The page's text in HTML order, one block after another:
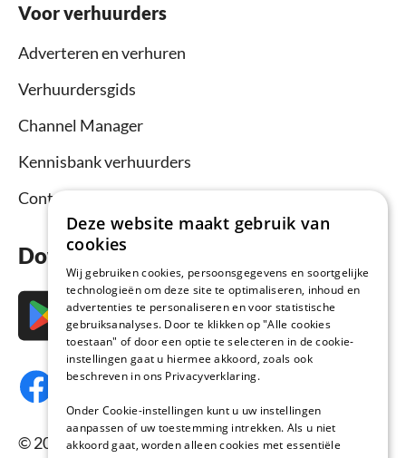
Voor verhuurders
Adverteren en verhuren
Verhuurdersgids
Channel Manager
Kennisbank verhuurders
Contact
Download nu de app
© 2026 Vakantiehuisnu.nl, Alle rechten
Deze website maakt gebruik van
cookies
Wij gebruiken cookies, persoonsgegevens en soortgelijke
technologieën om deze site te optimaliseren, inhoud en
advertenties te personaliseren en voor statistische
gebruiksanalyses. Door te klikken op "Alle cookies
toestaan" of door een optie te selecteren in de cookie-
instellingen gaat u hiermee akkoord, zoals ook
beschreven in ons Privacyverklaring.
Onder Cookie-instellingen kunt u uw instellingen
aanpassen of uw toestemming intrekken. Als u niet
akkoord gaat, worden alleen cookies met essentiële